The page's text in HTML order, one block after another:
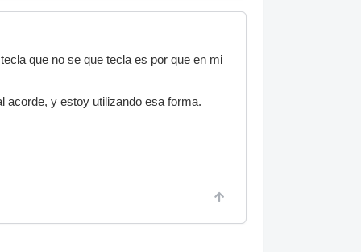
que no se que tecla es por que en mi
acorde, y estoy utilizando esa forma.